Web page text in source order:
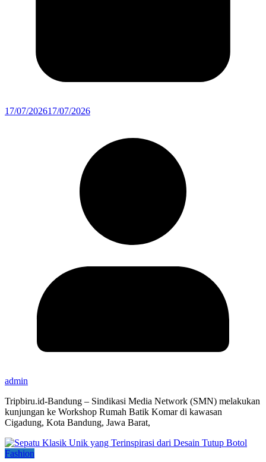
17/07/202617/07/2026
admin
Tripbiru.id-Bandung – Sindikasi Media Network (SMN) melakukan
kunjungan ke Workshop Rumah Batik Komar di kawasan
Cigadung, Kota Bandung, Jawa Barat,
Fashion